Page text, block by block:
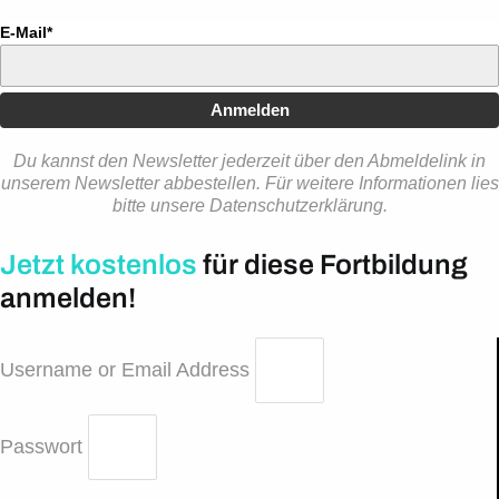
E-Mail*
Anmelden
Du kannst den Newsletter jederzeit über den Abmeldelink in
unserem Newsletter abbestellen. Für weitere Informationen lies
bitte unsere Datenschutzerklärung.
Jetzt kostenlos für diese Fortbildung
anmelden!
Username or Email Address
Passwort